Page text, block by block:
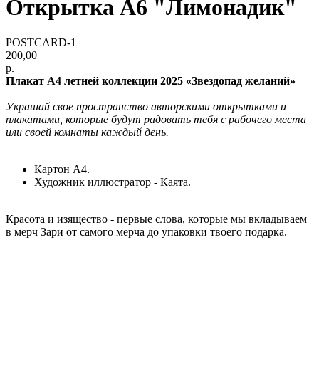
Открытка А6 "Лимонадик"
POSTCARD-1
200,00
р.
Плакат А4 летней коллекции 2025 «Звездопад желаний»
Украшай свое пространство авторскими открытками и
плакатами, которые будут радовать тебя с рабочего места
или своей комнаты каждый день.
Картон А4.
Художник иллюстратор - Каята.
Красота и изящество - первые слова, которые мы вкладываем
в мерч Зари от самого мерча до упаковки твоего подарка.